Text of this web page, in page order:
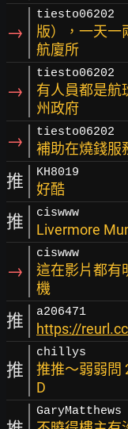
→
tiesto06202
版），一天一
航廈所
→
tiesto06202
有人員都是航
州政府
→ tiesto06202
補助在燒錢服
推 KH8019
好酷
推 ciswww
Livermore
→
ciswww
這在影片都有
機
推 a206471
https://
推
chillys
推推～弱弱問
D
GaryMatthews